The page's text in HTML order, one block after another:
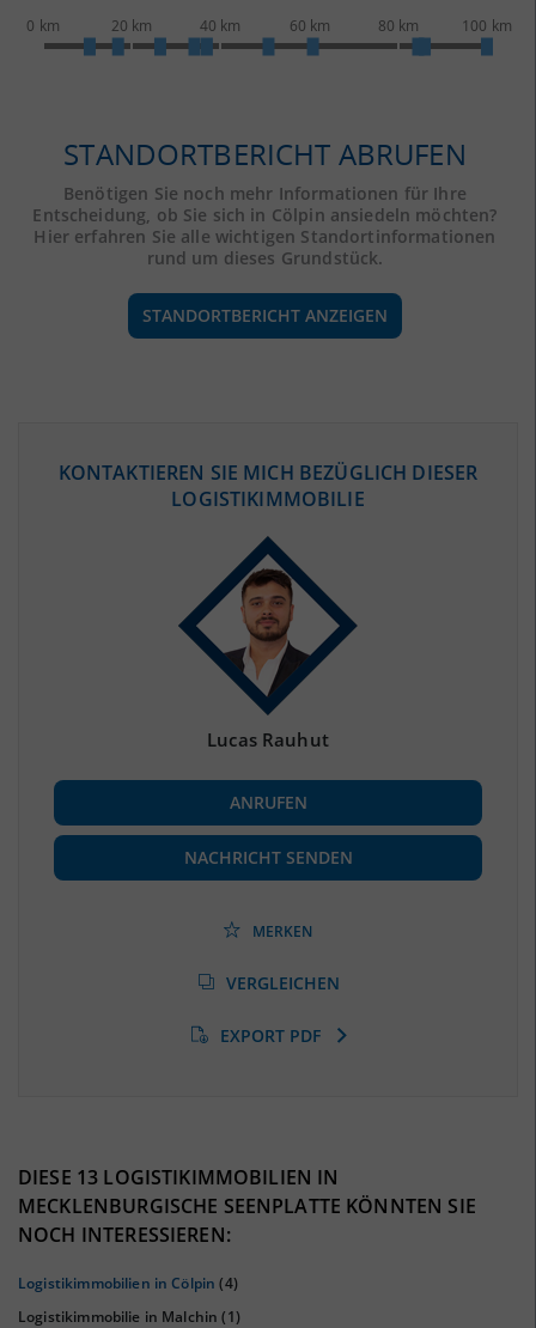
0 km
20 km 40 km 60 km 80 km 100 km
STANDORTBERICHT ABRUFEN
Benötigen Sie noch mehr Informationen für Ihre
Entscheidung, ob Sie sich in Cölpin ansiedeln möchten?
Hier erfahren Sie alle wichtigen Standortinformationen
rund um dieses Grundstück.
STANDORTBERICHT ANZEIGEN
(STAND: 12/2019)
(Landkreis / Kreisfreie Stadt)
BESCHÄFTIGUNG
Beschäftigte
(Landkreis / Kreisfreie Stadt)
96.519
(Landkreis / Kreisfreie Stadt)
(Stand: 01/2020)
KONTAKTIEREN SIE MICH BEZÜGLICH DIESER
LOGISTIKIMMOBILIE
Lucas Rauhut
ANRUFEN
NACHRICHT SENDEN
MERKEN
VERGLEICHEN
EXPORT PDF
DIESE 13 LOGISTIKIMMOBILIEN IN
MECKLENBURGISCHE SEENPLATTE KÖNNTEN SIE
NOCH INTERESSIEREN:
Logistikimmobilien in Cölpin (4)
Logistikimmobilie in Malchin (1)